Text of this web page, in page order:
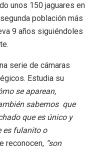
unos 150 jaguares en
población más
9 años siguiéndoles
serie de cámaras
Estudia su
se aparean,
sabemos que
que es único y
es fulanito o
reconocen, “son